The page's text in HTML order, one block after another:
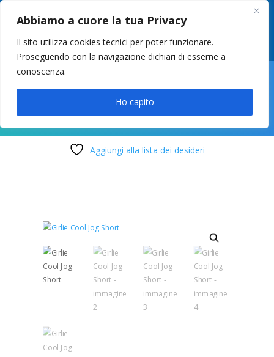
Abbiamo a cuore la tua Privacy
Il sito utilizza cookies tecnici per poter funzionare.
Proseguendo con la navigazione dichiari di esserne a
conoscenza.
Ho capito
049 8627946 –info@cstosetto.it
LUN-VEN 9-12 / 14:30-17
Aggiungi alla lista dei desideri